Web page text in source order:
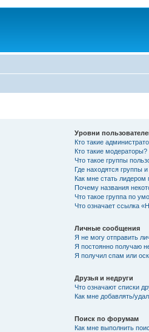
Уровни
Кто такие
Кто такие модераторы?
Что такое группы
Где находятся группы
Как мне стать лидером
Почему названия
Что такое группа по
Что означает ссылка
Личные сообщения
Я не могу отправить
Я постоянно получаю
Я получил спам или
Друзья и недруги
Что означают списки
Как мне добавлять/
Поиск по форумам
Как мне выполнить